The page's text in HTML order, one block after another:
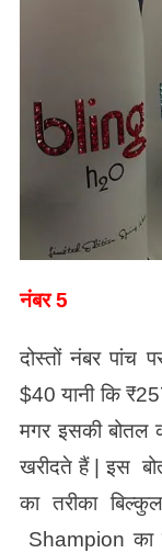
नंबर 5
दोस्तों नंबर
$40 यानी कि
मगर इसकी बोतल
खरीदते हैं | इस
का तरीका
Shampion का